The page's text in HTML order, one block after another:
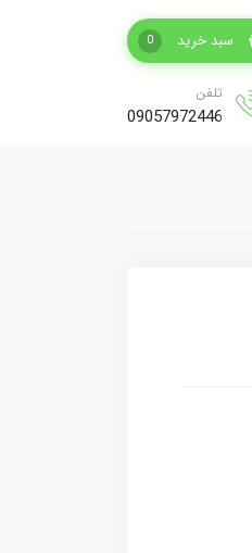
سبد خرید 0
تلفن
09057972446